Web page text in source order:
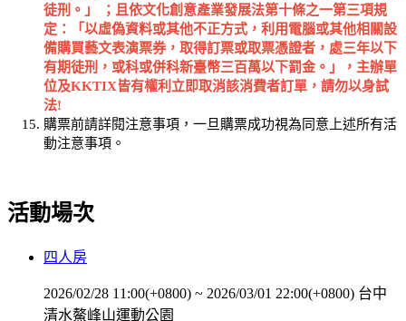
徒刑。」
；且依文化創意產業發展法第十條之一第三項規
定：「以虛偽資料或其他不正方式，利用電腦或其他相關設
備購買藝文表演票券，取得訂票或取票憑證者，處三年以下
有期徒刑，或科或併科新臺幣三百萬以下罰金。」，主辦單
位及KKTIX皆有權利立即取消該消費者訂單，請勿以身試
法!
購票前請詳閱注意事項，一旦購票成功視為同意上述所有活
動注意事項。
活動場次
四人房
2026/02/28 11:00(+0800) ~ 2026/03/01 22:00(+0800) 台中
清水鰲峰山運動公園